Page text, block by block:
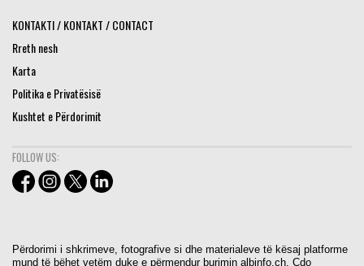
KONTAKTI / KONTAKT / CONTACT
Rreth nesh
Karta
Politika e Privatësisë
Kushtet e Përdorimit
FOLLOW US:
Përdorimi i shkrimeve, fotografive si dhe materialeve të kësaj platforme
mund të bëhet vetëm duke e përmendur burimin albinfo.ch. Cdo